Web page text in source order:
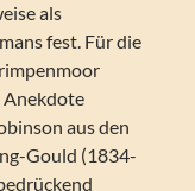
als
fest. Für die
Anekdote
aus den
Gould (1834-